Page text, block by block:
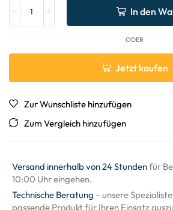
In den
ODER
Jetzt kaufen
Zur Wunschliste hinzufügen
Zum Vergleich hinzufügen
Versand innerhalb von 24 Stundenfür
10:00 Uhr eingehen.
Technische Beratung – unsere
passende Produkt für Ihren Einsatz